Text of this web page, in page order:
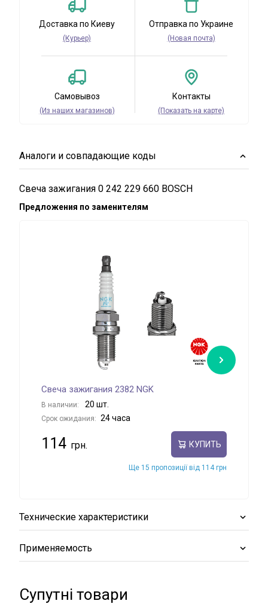
Доставка по Киеву
(Курьер)
Отправка по Украине
(Новая почта)
Самовывоз
(Из наших магазинов)
Контакты
(Показать на карте)
Аналоги и совпадающие коды
Свеча зажигания 0 242 229 660 BOSCH
Предложения по заменителям
Свеча зажигания 2382 NGK
В наличии: 20 шт.
Срок ожидания: 24 часа
114 КУПИТЬ
Ще 15 пропозиції від 114 грн
Технические характеристики
Применяемость
Супутні товари